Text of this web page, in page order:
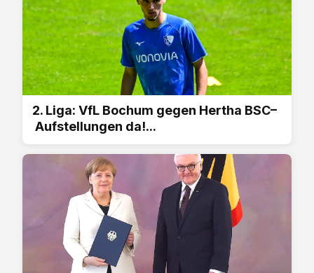
2. Liga: VfL Bochum gegen Hertha BSC–
Aufstellungen da!...